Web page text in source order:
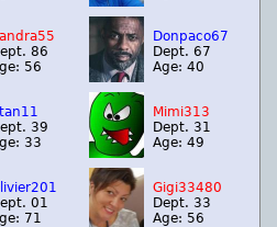
86
56
Donpaco67
Dept. 67
Age: 40
39
33
Mimi313
Dept. 31
Age: 49
01
71
Gigi33480
Dept. 33
Age: 56